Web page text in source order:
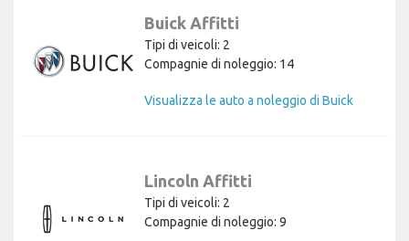
Buick Affitti
Tipi di veicoli: 2
Compagnie di noleggio: 14
Visualizza le auto a noleggio di Buick
Lincoln Affitti
Tipi di veicoli: 2
Compagnie di noleggio: 9